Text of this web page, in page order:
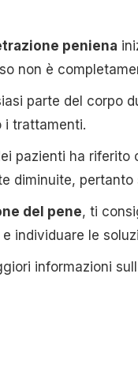
peniena
non è
parte del corpo
i trattamenti.
pazienti ha
diminuite,
del pene, ti
individuare le
informazioni